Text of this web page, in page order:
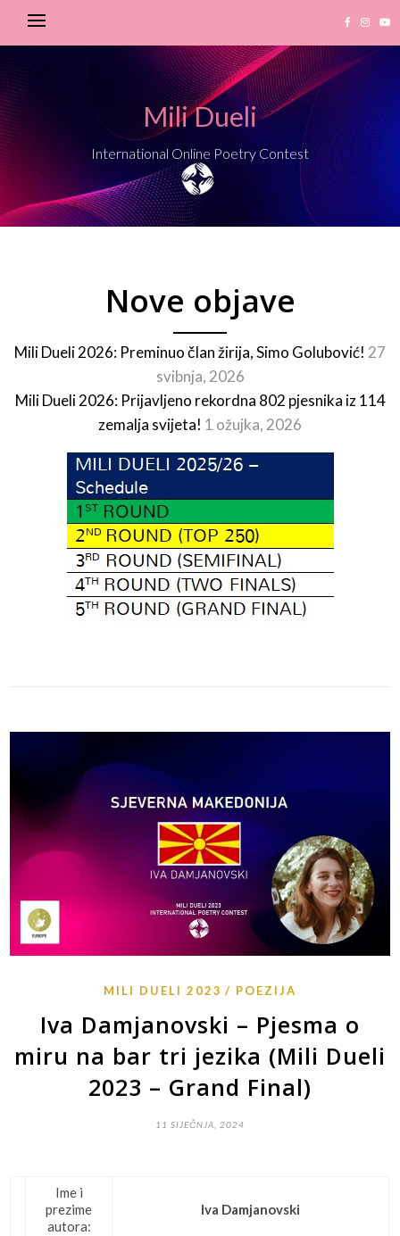
Mili Dueli
International Online Poetry Contest
Nove objave
Mili Dueli 2026: Preminuo član žirija, Simo Golubović! 27
svibnja, 2026
Mili Dueli 2026: Prijavljeno rekordna 802 pjesnika iz 114
zemalja svijeta! 1 ožujka, 2026
MILI DUELI 2023 POEZIJA
Iva Damjanovski – Pjesma o
miru na bar tri jezika (Mili Dueli
2023 – Grand Final)
11 SIJEČNJA, 2024
Ime i
prezime
autora:
Iva Damjanovski